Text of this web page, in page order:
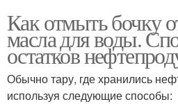
Как отмыть бочку
масла для воды.
остатков
Обычно тару, где хранились
используя следующие способы: